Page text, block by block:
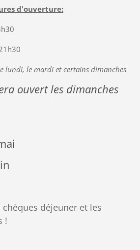
d'ouverture:
lundi, le mardi et certains dimanches
ouvert les dimanches
déjeuner et les
!